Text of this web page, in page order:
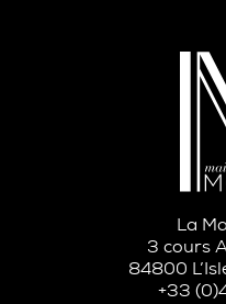
La
3 cours
84800
+33